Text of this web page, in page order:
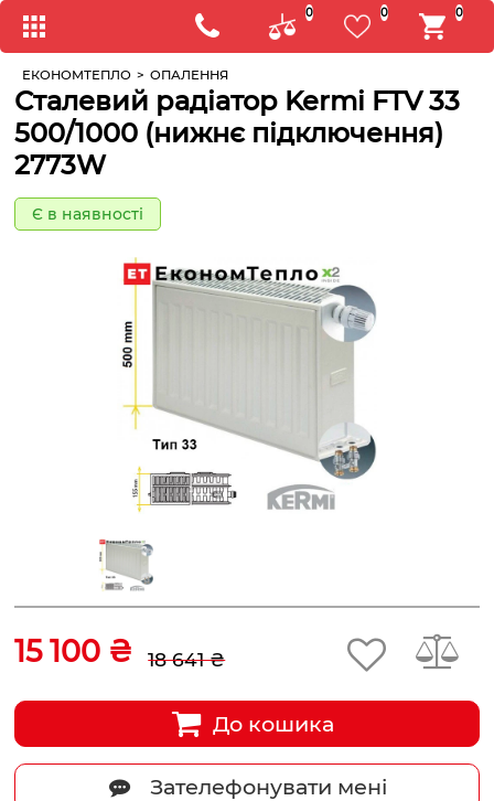
0 0 0
ЕКОНОМТЕПЛО > ОПАЛЕННЯ
Сталевий радіатор Kermi FTV 33
500/1000 (нижнє підключення)
2773W
Є в наявності
15 100 ₴ 18 641 ₴
До кошика
Зателефонувати мені